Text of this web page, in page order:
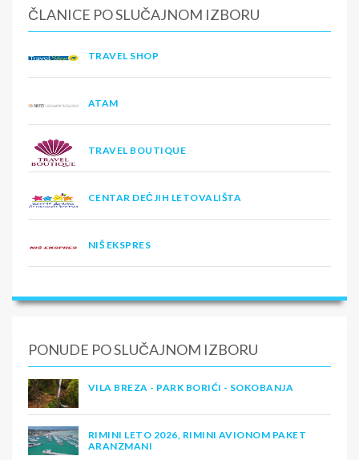
ČLANICE PO SLUČAJNOM IZBORU
TRAVEL SHOP
ATAM
TRAVEL BOUTIQUE
CENTAR DEČJIH LETOVALIŠTA
NIŠ EKSPRES
PONUDE PO SLUČAJNOM IZBORU
VILA BREZA - PARK BORIĆI - SOKOBANJA
RIMINI LETO 2026, RIMINI AVIONOM PAKET
ARANZMANI